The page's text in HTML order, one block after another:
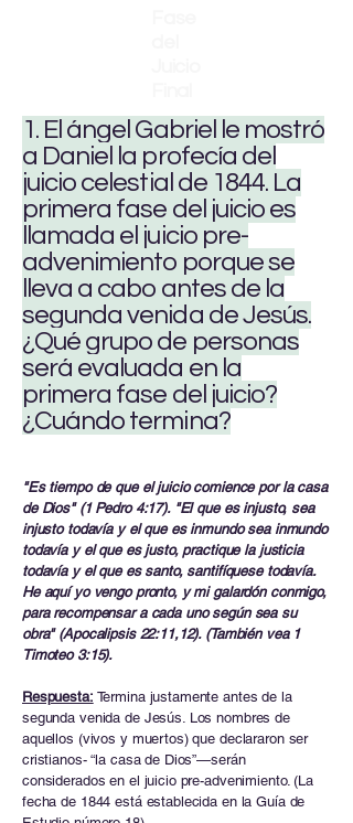
1. El ángel Gabriel le mostró
a Daniel la profecía del
juicio celestial de 1844. La
primera fase del juicio es
llamada el juicio pre-
advenimiento porque se
lleva a cabo antes de la
segunda venida de Jesús.
¿Qué grupo de personas
será evaluada en la
primera fase del juicio?
¿Cuándo termina?
"Es tiempo de que el juicio comience por la casa
de Dios" (1 Pedro 4:17). "El que es injusto, sea
injusto todavía y el que es inmundo sea inmundo
todavía y el que es justo, practique la justicia
todavía y el que es santo, santifíquese todavía.
He aquí yo vengo pronto, y mi galardón conmigo,
para recompensar a cada uno según sea su
obra" (Apocalipsis 22:11,12). (También vea 1
Timoteo 3:15).
Respuesta: Termina justamente antes de la
segunda venida de Jesús. Los nombres de
aquellos (vivos y muertos) que declararon ser
cristianos- “la casa de Dios”—serán
considerados en el juicio pre-advenimiento. (La
fecha de 1844 está establecida en la Guía de